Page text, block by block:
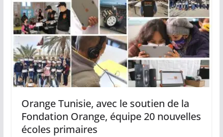
Orange Tunisie, avec le soutien de la
Fondation Orange, équipe 20 nouvelles
écoles primaires